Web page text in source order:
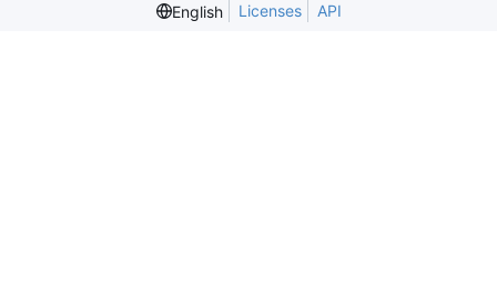
English
Licenses API